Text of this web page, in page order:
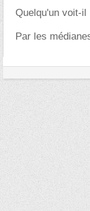
Quelqu'un voit-il
Par les